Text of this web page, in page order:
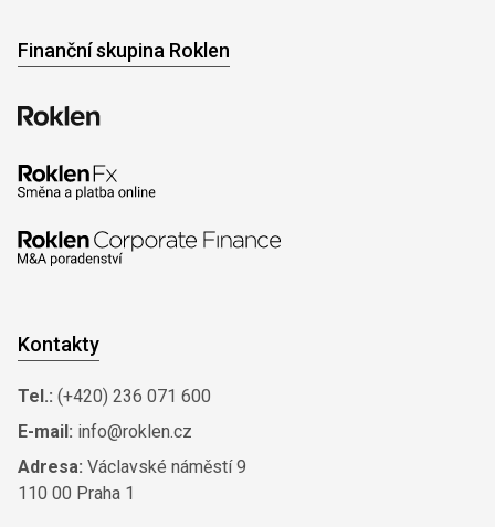
Finanční skupina Roklen
Kontakty
Tel.: (+420) 236 071 600
E-mail: info@roklen.cz
Adresa: Václavské náměstí 9
110 00 Praha 1